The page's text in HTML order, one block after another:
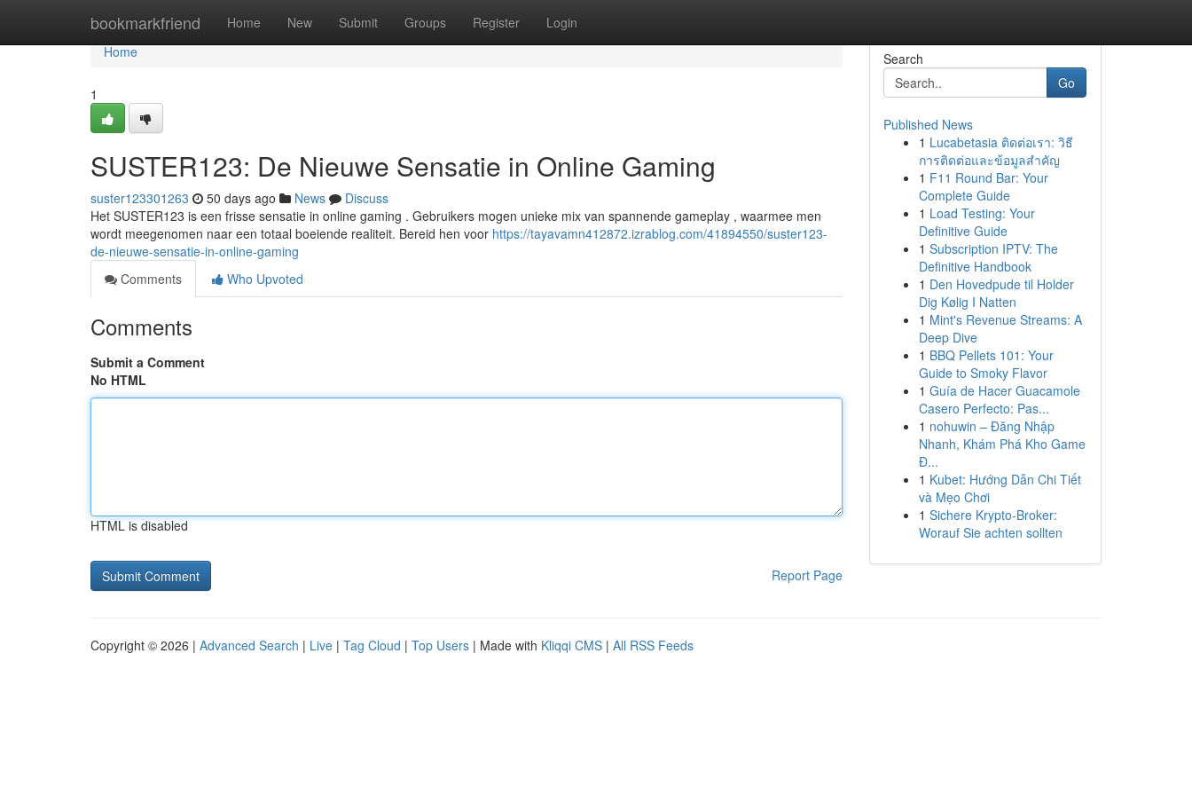
bookmarkfriend Home New Submit Groups Register Login
Home
Home
1
SUSTER123: De Nieuwe Sensatie in Online Gaming
suster123301263 50 days ago News
Discuss
Het SUSTER123 is een frisse sensatie in online gaming . Gebruikers mogen unieke mix van spannende gameplay , waarmee men
wordt meegenomen naar een totaal boeiende realiteit. Bereid hen voor https://tayavamn412872.izrablog.com/41894550/suster123-
de-nieuwe-sensatie-in-online-gaming
Comments
Who Upvoted
Comments
Submit a Comment
No HTML
HTML is disabled
Report Page
Search
Go
Published News
1 Lucabetasia ติดต่อเรา: วิธี
การติดต่อและข้อมูลสำคัญ
1 F11 Round Bar: Your
Complete Guide
1 Load Testing: Your
Definitive Guide
1 Subscription IPTV: The
Definitive Handbook
1 Den Hovedpude til Holder
Dig Kølig I Natten
1 Mint's Revenue Streams: A
Deep Dive
1 BBQ Pellets 101: Your
Guide to Smoky Flavor
1 Guía de Hacer Guacamole
Casero Perfecto: Pas...
1 nohuwin – Đăng Nhập
Nhanh, Khám Phá Kho Game
Đ...
1 Kubet: Hướng Dẫn Chi Tiết
và Mẹo Chơi
1 Sichere Krypto-Broker:
Worauf Sie achten sollten
Copyright © 2026 | Advanced Search | Live | Tag Cloud | Top Users | Made with Kliqqi CMS | All RSS Feeds